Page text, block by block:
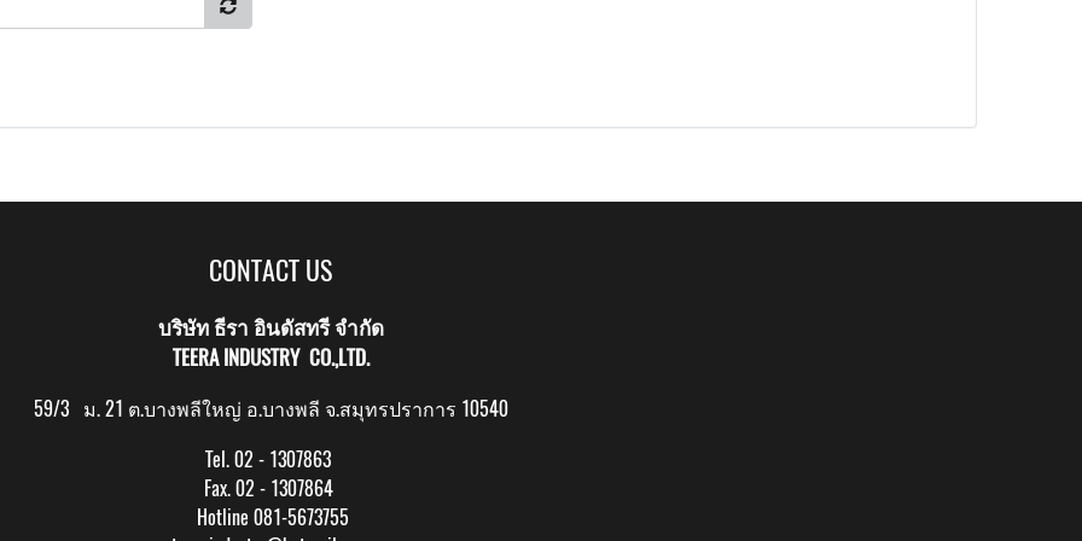
CONTACT US
บริษัท ธีรา อินดัสทรี จำกัด
TEERA INDUSTRY CO.,LTD.
59/3 ม. 21 ต.บางพลีใหญ่ อ.บางพลี จ.สมุทรปราการ 10540
Tel. 02 - 1307863
Fax. 02 - 1307864
Hotline 081-5673755